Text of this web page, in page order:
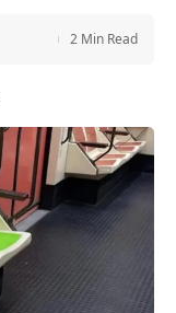
2 Min Read